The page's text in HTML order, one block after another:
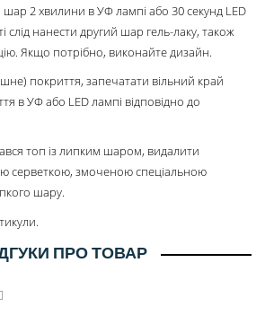
2 хвилини в УФ лампі або 30 секунд LED
слід нанести другий шар гель-лаку, також
Якщо потрібно, виконайте дизайн.
покриття, запечатати вільний край
в УФ або LED лампі відповідно до
топ із липким шаром, видалити
серветкою, змоченою спеціальною
шару.
ПРО ТОВАР